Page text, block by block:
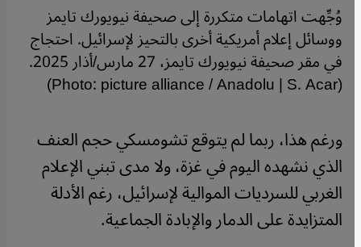
وُجِّهت اتهامات متكررة إلى صحيفة نيويورك تايمز
ووسائل إعلام أمريكية أخرى بالتحيز لإسرائيل. احتجاج
في مقر صحيفة نيويورك تايمز، 27 مارس/أذار 2025.
(Photo: picture alliance / Anadolu | S. Acar)
ورغم هذا، ربما لم يتوقع تشومسكي حجم العنف
الذي نشهده اليوم في غزة، ولا مدى تبني الإعلام
الغربي للسرديات الموالية لإسرائيل، رغم الأدلة
المتزايدة على الدمار والإبادة الجماعية.